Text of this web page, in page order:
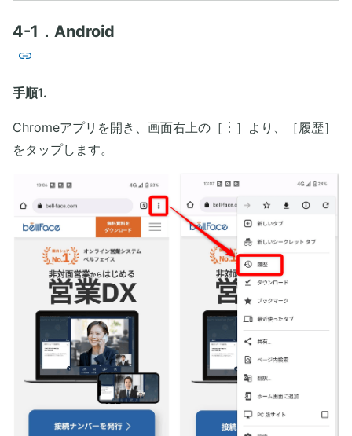
4-1．Android
手順1.
Chromeアプリを開き、画面右上の［︙］より、［履歴］
をタップします。